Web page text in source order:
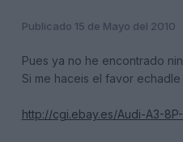
Publicado 15 de Mayo del 2010
Pues ya no he encontrado
Si me haceis el favor
http://cgi.ebay.es/Audi-A3-